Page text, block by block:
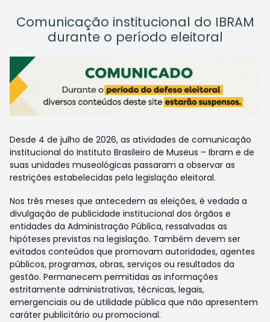
Comunicação institucional do IBRAM
durante o período eleitoral
Desde 4 de julho de 2026, as atividades de comunicação
institucional do Instituto Brasileiro de Museus – Ibram e de
suas unidades museológicas passaram a observar as
restrições estabelecidas pela legislação eleitoral.
Nos três meses que antecedem as eleições, é vedada a
divulgação de publicidade institucional dos órgãos e
entidades da Administração Pública, ressalvadas as
hipóteses previstas na legislação. Também devem ser
evitados conteúdos que promovam autoridades, agentes
públicos, programas, obras, serviços ou resultados da
gestão. Permanecem permitidas as informações
estritamente administrativas, técnicas, legais,
emergenciais ou de utilidade pública que não apresentem
caráter publicitário ou promocional.